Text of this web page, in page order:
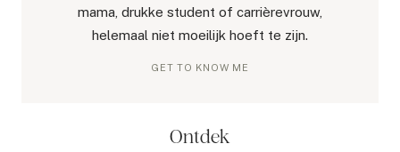
mama, drukke student of carrièrevrouw,
helemaal niet moeilijk hoeft te zijn.
GET TO KNOW ME
Ontdek